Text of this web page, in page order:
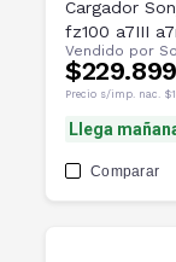
Cargador
fz100 a7III
Vendido por
$229.899
Precio s/imp. nac.
Llega
Comparar